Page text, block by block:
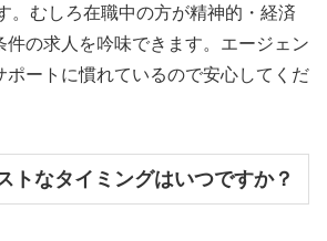
。むしろ在職中の方が精神的・経済
件の求人を吟味できます。エージェン
ポートに慣れているので安心してくだ
トなタイミングはいつですか？